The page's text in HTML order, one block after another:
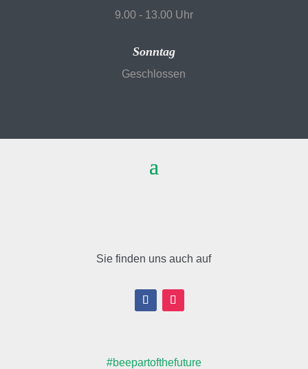
9.00 - 13.00 Uhr
Sonntag
Geschlossen
Sie finden uns auch auf
#beepartofthefuture